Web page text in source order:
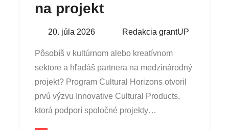
na projekt
Posted20. júla 2026 Redakcia grantUP
Pôsobíš v kultúrnom alebo kreatívnom
sektore a hľadáš partnera na medzinárodný
projekt? Program Cultural Horizons otvoril
prvú výzvu Innovative Cultural Products,
ktorá podporí spoločné projekty…